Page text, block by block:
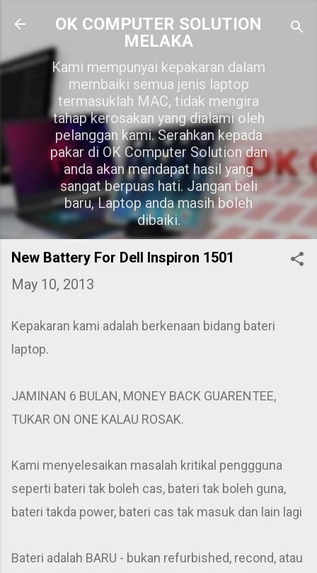
Skip to main content
OK COMPUTER SOLUTION
MELAKA
Kami mempunyai kepakaran dalam
membaiki semua jenis laptop
termasuklah MAC, tidak mengira
tahap kerosakan yang dialami oleh
pelanggan kami. Serahkan kepada
pakar di OK Computer Solution dan
anda akan mendapat hasil yang
sangat berpuas hati. Jangan beli
baru, Laptop anda masih boleh
dibaiki.
New Battery For Dell Inspiron 1501
May 10, 2013
Kepakaran kami adalah berkenaan bidang bateri
laptop.
JAMINAN 6 BULAN, MONEY BACK GUARENTEE,
TUKAR ON ONE KALAU ROSAK.
Kami menyelesaikan masalah kritikal penggguna
seperti bateri tak boleh cas, bateri tak boleh guna,
bateri takda power, bateri cas tak masuk dan lain lagi
Bateri adalah BARU - bukan refurbished, recond, atau